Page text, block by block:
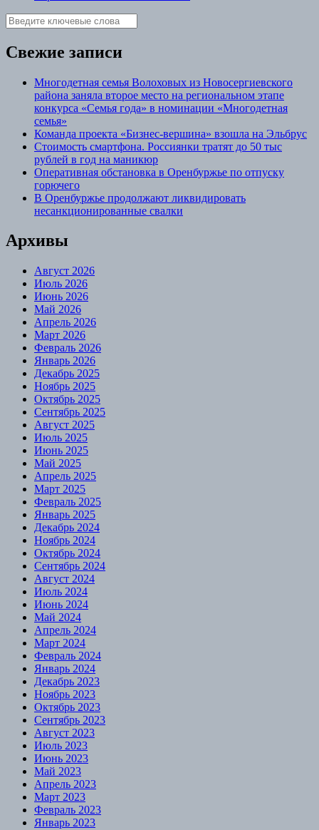
Свежие записи
Многодетная семья Волоховых из Новосергиевского
района заняла второе место на региональном этапе
конкурса «Семья года» в номинации «Многодетная
семья»
Команда проекта «Бизнес‑вершина» взошла на Эльбрус
Стоимость смартфона. Россиянки тратят до 50 тыс
рублей в год на маникюр
Оперативная обстановка в Оренбуржье по отпуску
горючего
В Оренбуржье продолжают ликвидировать
несанкционированные свалки
Архивы
Август 2026
Июль 2026
Июнь 2026
Май 2026
Апрель 2026
Март 2026
Февраль 2026
Январь 2026
Декабрь 2025
Ноябрь 2025
Октябрь 2025
Сентябрь 2025
Август 2025
Июль 2025
Июнь 2025
Май 2025
Апрель 2025
Март 2025
Февраль 2025
Январь 2025
Декабрь 2024
Ноябрь 2024
Октябрь 2024
Сентябрь 2024
Август 2024
Июль 2024
Июнь 2024
Май 2024
Апрель 2024
Март 2024
Февраль 2024
Январь 2024
Декабрь 2023
Ноябрь 2023
Октябрь 2023
Сентябрь 2023
Август 2023
Июль 2023
Июнь 2023
Май 2023
Апрель 2023
Март 2023
Февраль 2023
Январь 2023